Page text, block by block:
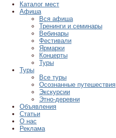
Каталог мест
Афиша
Вся афиша
Тренинги и семинары
Вебинары
Фестивали
Ярмарки
Концерты
Туры
Туры
Все туры
Осознанные путешествия
Экскурсии
Этно-деревни
Объявления
Статьи
О нас
Реклама